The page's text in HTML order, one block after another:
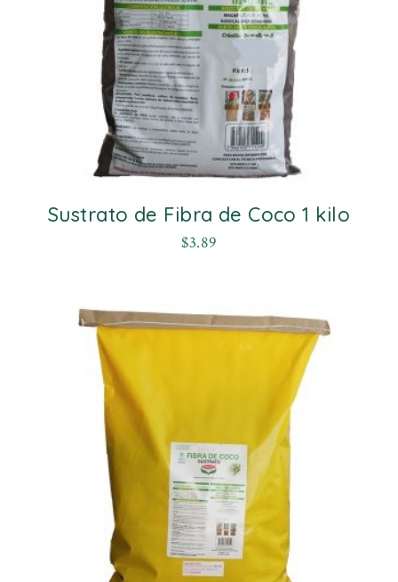
Sustrato de Fibra de Coco 1 kilo
$3.89